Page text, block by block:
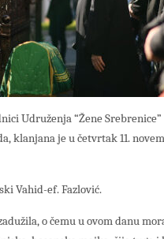
Udruženja “Žene
klanjana je u četvrtak 11.
Vahid-ef. Fazlović.
o čemu u ovom danu